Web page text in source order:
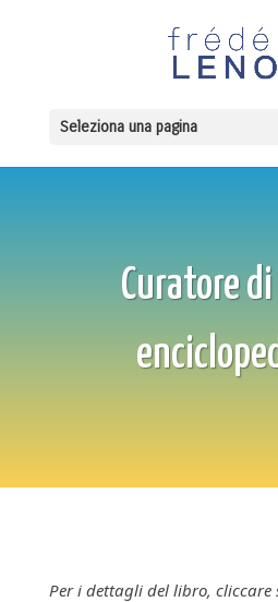
Seleziona una pagina
Curatore
Per i dettagli del libro, cliccare